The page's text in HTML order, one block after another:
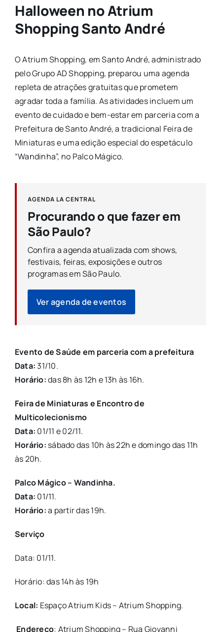
Halloween no Atrium
Shopping Santo André
O Atrium Shopping, em Santo André, administrado
pelo Grupo AD Shopping, preparou uma agenda
repleta de atrações gratuitas que prometem
agradar toda a família. As atividades incluem um
evento de cuidado e bem-estar em parceria com a
Prefeitura de Santo André, a tradicional Feira de
Miniaturas e uma edição especial do espetáculo
“Wandinha”, no Palco Mágico.
AGENDA LA CENTRAL
Procurando o que fazer em
São Paulo?
Confira a agenda atualizada com shows,
festivais, feiras, exposições e outros
programas em São Paulo.
Ver agenda de eventos
Evento de Saúde em parceria com a prefeitura
Data:31/10.
Horário:das 8h às 12h e 13h às 16h.
Feira de Miniaturas e Encontro de
Multicolecionismo
Data: 01/11 e 02/11.
Horário: sábado das 10h às 22h e domingo das 11h
às 20h.
Palco Mágico – Wandinha.
Data: 01/11.
Horário:a partir das 19h.
Serviço
Data: 01/11.
Horário: das 14h às 19h
Local: Espaço Atrium Kids – Atrium Shopping.
Endereço: Atrium Shopping – Rua Giovanni